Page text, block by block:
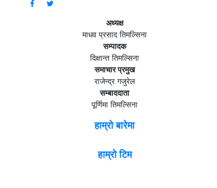
अध्यक्ष
माधव प्रसाद तिमल्सिना
सम्पादक
दिक्षान्त तिमल्सिना
समाचार प्रमुख
राजेन्द्र गजुरेल
सम्बाददाता
पूर्णिमा तिमल्सिना
हाम्रो बारेमा
हाम्रो टिम